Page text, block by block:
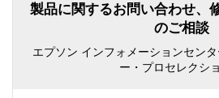
製品に関するお問い合わせ、
のご相談
エプソン インフォメーションセン
ー・プロセレクショ